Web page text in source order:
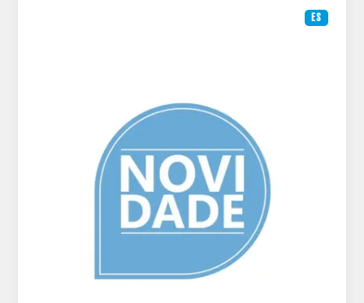
ES